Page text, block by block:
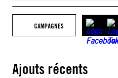
CAMPAGNES
Ajouts récents